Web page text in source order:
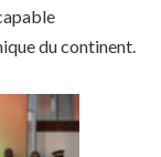
du continent.